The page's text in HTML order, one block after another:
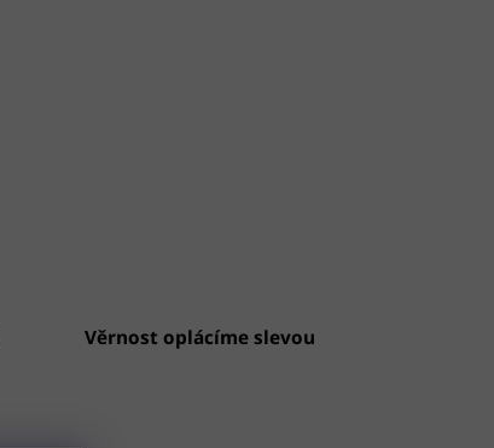
Věrnost oplácíme slevou